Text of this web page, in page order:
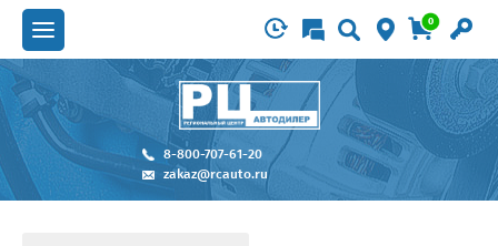
0
8-800-707-61-20
zakaz@rcauto.ru